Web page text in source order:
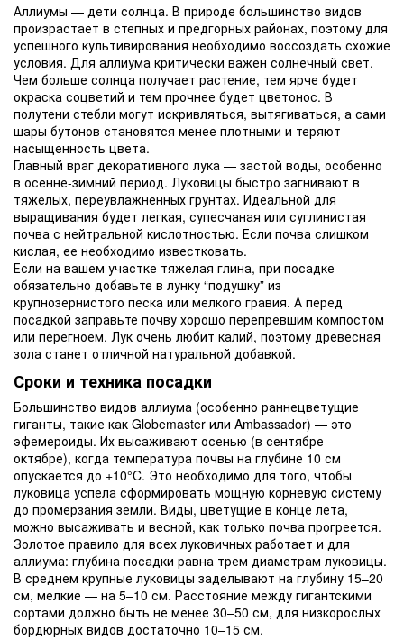
Аллиумы — дети солнца. В природе большинство видов
произрастает в степных и предгорных районах, поэтому для
успешного культивирования необходимо воссоздать схожие
условия. Для аллиума критически важен солнечный свет.
Чем больше солнца получает растение, тем ярче будет
окраска соцветий и тем прочнее будет цветонос. В
полутени стебли могут искривляться, вытягиваться, а сами
шары бутонов становятся менее плотными и теряют
насыщенность цвета.
Главный враг декоративного лука — застой воды, особенно
в осенне-зимний период. Луковицы быстро загнивают в
тяжелых, переувлажненных грунтах. Идеальной для
выращивания будет легкая, супесчаная или суглинистая
почва с нейтральной кислотностью. Если почва слишком
кислая, ее необходимо известковать.
Если на вашем участке тяжелая глина, при посадке
обязательно добавьте в лунку “подушку” из
крупнозернистого песка или мелкого гравия. А перед
посадкой заправьте почву хорошо перепревшим компостом
или перегноем. Лук очень любит калий, поэтому древесная
зола станет отличной натуральной добавкой.
Сроки и техника посадки
Большинство видов аллиума (особенно раннецветущие
гиганты, такие как Globemaster или Ambassador) — это
эфемероиды. Их высаживают осенью (в сентябре -
октябре), когда температура почвы на глубине 10 см
опускается до +10°C. Это необходимо для того, чтобы
луковица успела сформировать мощную корневую систему
до промерзания земли. Виды, цветущие в конце лета,
можно высаживать и весной, как только почва прогреется.
Золотое правило для всех луковичных работает и для
аллиума: глубина посадки равна трем диаметрам луковицы.
В среднем крупные луковицы заделывают на глубину 15–20
см, мелкие — на 5–10 см. Расстояние между гигантскими
сортами должно быть не менее 30–50 см, для низкорослых
бордюрных видов достаточно 10–15 см.